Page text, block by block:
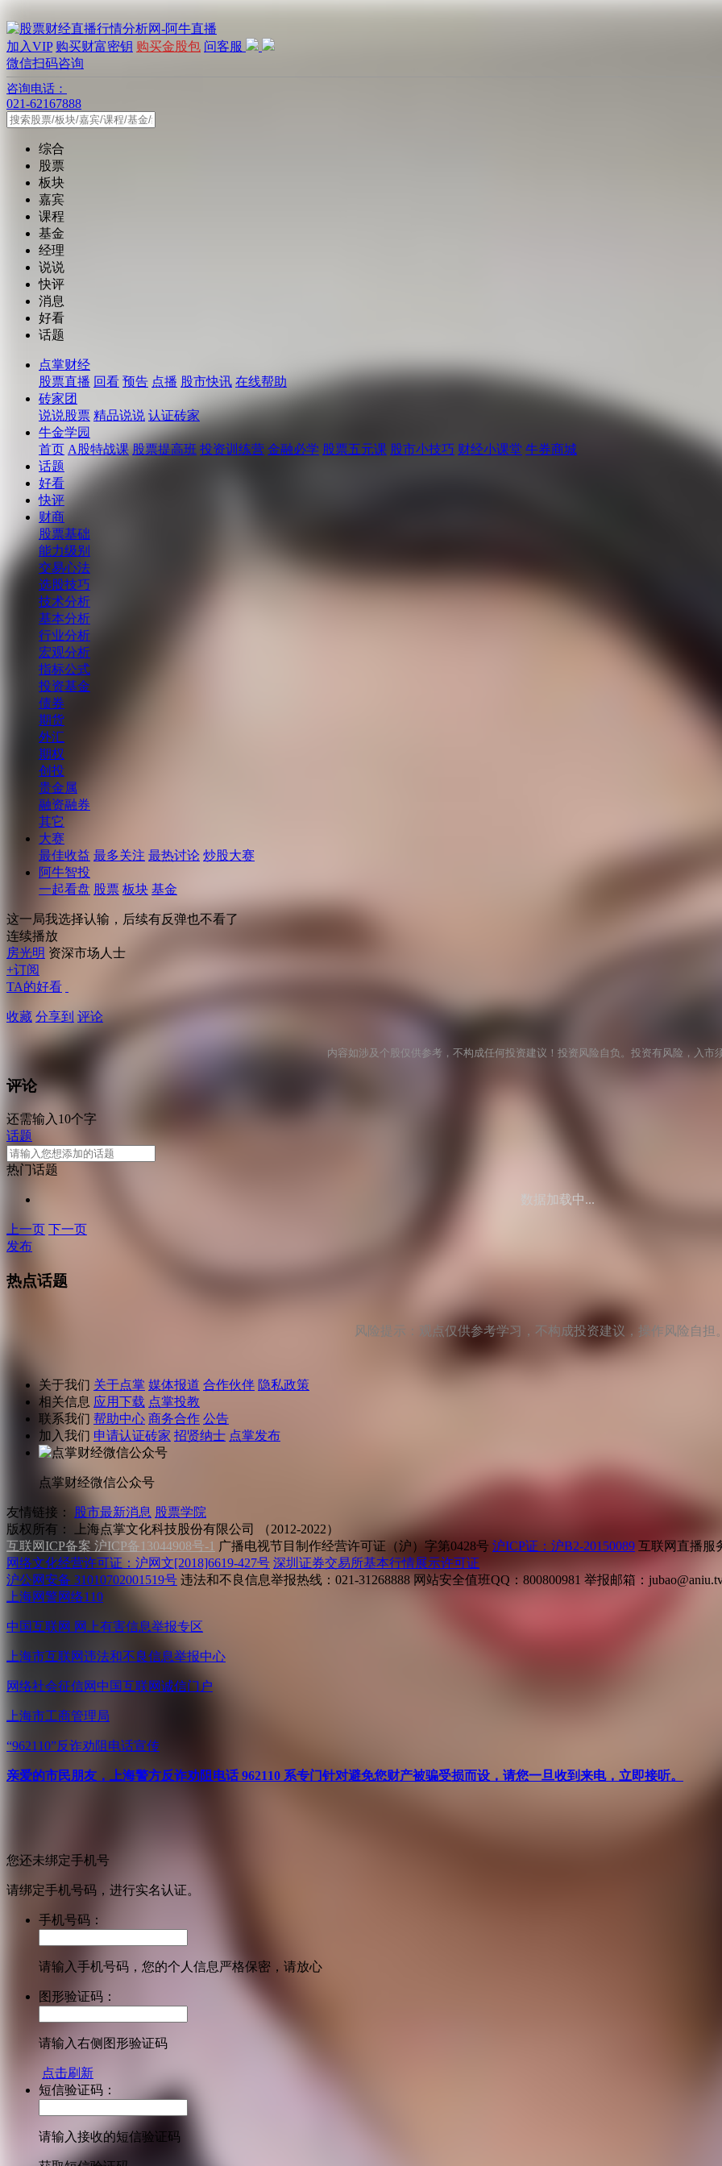
加入VIP 购买财富密钥 购买金股包 问客服
微信扫码咨询
咨询电话：
021-62167888
综合
股票
板块
嘉宾
课程
基金
经理
说说
快评
消息
好看
话题
点掌财经
股票直播 回看 预告 点播 股市快讯 在线帮助
砖家团
说说股票 精品说说 认证砖家
牛金学园
首页 A股特战课 股票提高班 投资训练营 金融必学 股票五元课 股市小技巧 财经小课堂 牛券商城
话题
好看
快评
财商
股票基础
能力级别
交易心法
选股技巧
技术分析
基本分析
行业分析
宏观分析
指标公式
投资基金
债券
期货
外汇
期权
创投
贵金属
融资融券
其它
大赛
最佳收益 最多关注 最热讨论 炒股大赛
阿牛智投
一起看盘 股票 板块 基金
这一局我选择认输，后续有反弹也不看了
连续播放
房光明 资深市场人士
+订阅
TA的好看
收藏 分享到 评论
内容如涉及个股仅供参考，不构成任何投资建议！投资风险自负。投资有风险，入市
评论
还需输入10个字
话题
热门话题
数据加载中...
上一页 下一页
发布
热点话题
风险提示：观点仅供参考学习，不构成投资建议，操作风险自担
关于我们 关于点掌 媒体报道 合作伙伴 隐私政策
相关信息 应用下载 点掌投教
联系我们 帮助中心 商务合作 公告
加入我们 申请认证砖家 招贤纳士 点掌发布
点掌财经微信公众号
友情链接： 股市最新消息 股票学院
版权所有：
上海点掌文化科技股份有限公司 （2012-2022）
互联网ICP备案 沪ICP备13044908号-1 广播电视节目制作经营许可证（沪）字第0428号 沪ICP证：沪B2-20150089 互联网直播服
网络文化经营许可证：沪网文[2018]6619-427号 深圳证券交易所基本行情展示许可证
沪公网安备 31010702001519号 违法和不良信息举报热线：021-31268888 网站安全值班QQ：800800981 举报邮箱：
上海网警网络110
中国互联网 网上有害信息举报专区
上海市互联网违法和不良信息举报中心
网络社会征信网 中国互联网诚信门户
上海市工商管理局
“962110”反诈劝阻电话宣传
亲爱的市民朋友，上海警方反诈劝阻电话 962110 系专门针对避免您财产被骗受损而设，请您一旦收到来电，立即接听。
您还未绑定手机号
请绑定手机号码，进行实名认证。
手机号码：
请输入手机号码，您的个人信息严格保密，请放心
图形验证码：
请输入右侧图形验证码
点击刷新
短信验证码：
请输入接收的短信验证码